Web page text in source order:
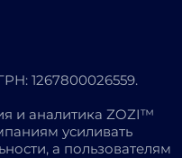
1267800026559.
и аналитика ZOZI™
усиливать
а пользователям